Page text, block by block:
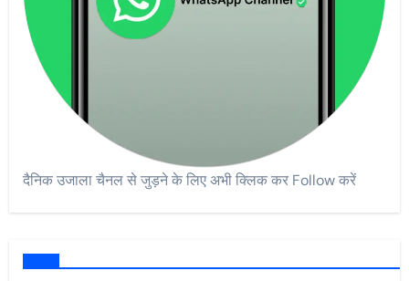
दैनिक उजाला चैनल से जुड़ने के लिए अभी क्लिक कर Follow करें